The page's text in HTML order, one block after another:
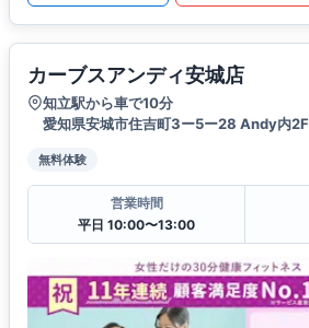
カーブスアンディ安城店
知立駅から車で10分
愛知県安城市住吉町3ー5ー28 Andy内2F
無料体験
営業時間
平日 10:00〜13:00